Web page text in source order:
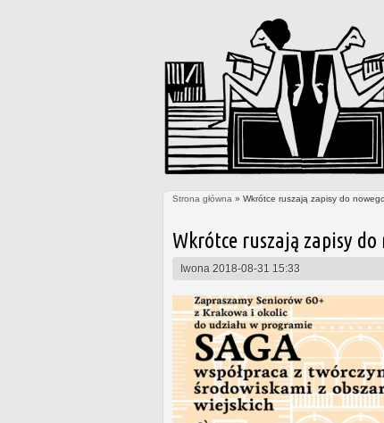
Strona główna » Wkrótce ruszają zapisy do
Wkrótce ruszają zapisy
Iwona 2018-08-31 15:33